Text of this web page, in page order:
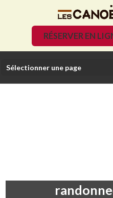
RÉSERVER EN
Sélectionner une page